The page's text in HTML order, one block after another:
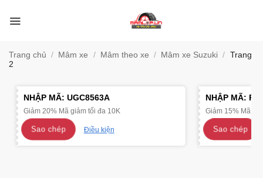
qua
Trang chủ / Mâm xe / Mâm theo xe / Mâm xe Suzuki / Trang
2
NHẬP MÃ: UGC8563A
Giảm 20% Mã giảm tối đa 10K
Sao chép Điều kiện
NHẬP MÃ:
Giảm 15% Mã
Sao chép